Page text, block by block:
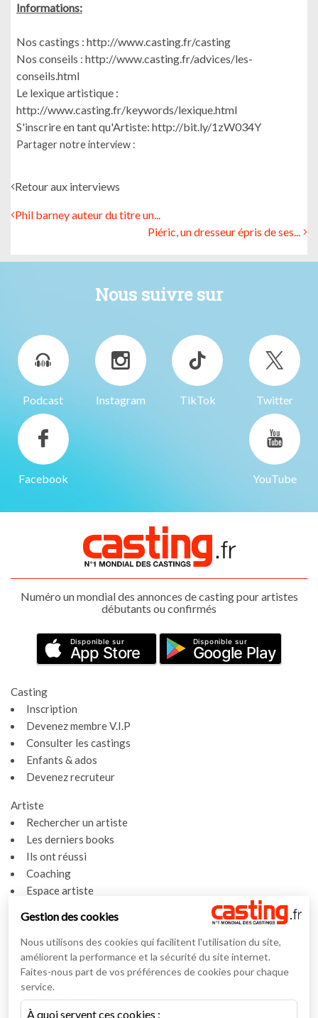
Informations:
Nos castings : http://www.casting.fr/casting
Nos conseils : http://www.casting.fr/advices/les-
conseils.html
Le lexique artistique :
http://www.casting.fr/keywords/lexique.html
S'inscrire en tant qu'Artiste: http://bit.ly/1zW034Y
Partager notre interview :
Retour aux interviews
Phil barney auteur du titre un...
Piéric, un dresseur épris de ses...
Nous suivre sur
Podcast Instagram TikTok Twitter
Facebook YouTube
Numéro un mondial des annonces de casting pour artistes
débutants ou confirmés
Disponible sur
App Store
Disponible sur
Google Play
Casting
Inscription
Devenez membre V.I.P
Consulter les castings
Enfants & ados
Devenez recruteur
Artiste
Rechercher un artiste
Les derniers books
Ils ont réussi
Coaching
Espace artiste
Actualités
Actualités
Vidéos
Interviews
Nos interviews
Gestion des cookies
Nous utilisons des cookies qui facilitent l'utilisation du site,
améliorent la performance et la sécurité du site internet.
Faites-nous part de vos préférences de cookies pour chaque
service.
À quoi servent ces cookies :